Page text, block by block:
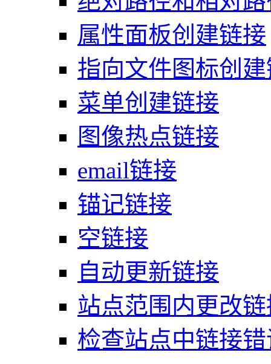
属性面板创建链接
指向文件图标创
菜单创建链接
图像热点链接
email链接
锚记链接
空链接
自动更新链接
站点范围内更改
检查站点中链接